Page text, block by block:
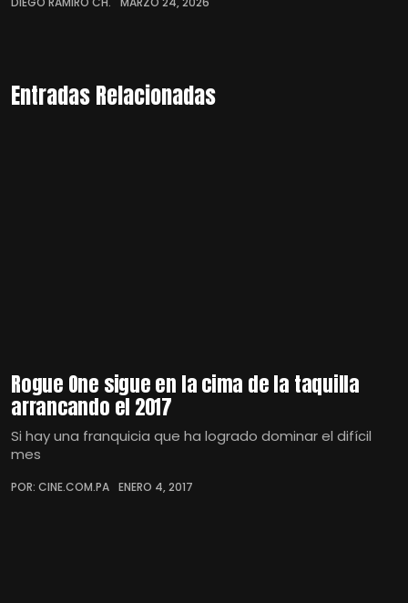
Entradas Relacionadas
Rogue One sigue en la cima de la taquilla
arrancando el 2017
Si hay una franquicia que ha logrado dominar el difícil
mes
POR: CINE.COM.PA ENERO 4, 2017